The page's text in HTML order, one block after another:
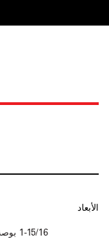
الأبعاد
1-15/16 بوصة × 1-15/16 بوصة × 1-15/16 بوصة × 2-5/16 بوصة